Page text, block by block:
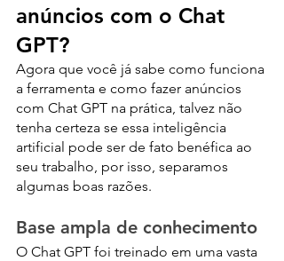
anúncios com o Chat
GPT?
Agora que você já sabe como funciona
a ferramenta e como fazer anúncios
com Chat GPT na prática, talvez não
tenha certeza se essa inteligência
artificial pode ser de fato benéfica ao
seu trabalho, por isso, separamos
algumas boas razões.
Base ampla de conhecimento
O Chat GPT foi treinado em uma vasta